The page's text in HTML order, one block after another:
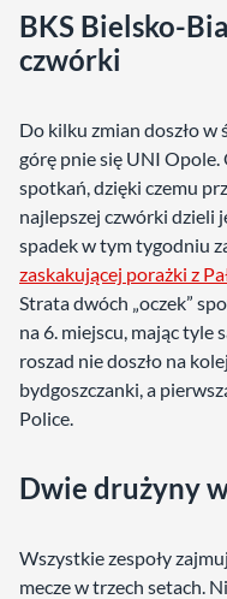
BKS Bielsko-
czwórki
Do kilku zmian doszło
górę pnie się UNI Opole.
spotkań, dzięki czemu
najlepszej czwórki dzieli
spadek w tym tygodniu
zaskakującej porażki z
Strata dwóch „oczek”
na 6. miejscu, mając tyle
roszad nie doszło na
bydgoszczanki, a
Police.
Dwie drużyny
Wszystkie zespoły
mecze w trzech setach.